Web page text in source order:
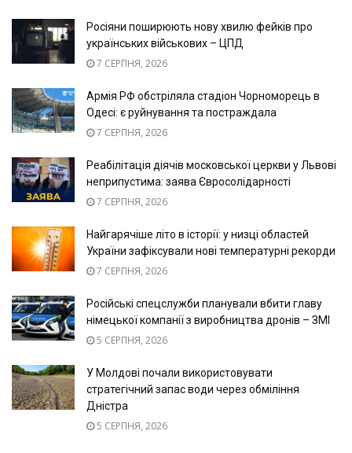
Росіяни поширюють нову хвилю фейків про
українських військових – ЦПД
7 СЕРПНЯ, 2026
Армія РФ обстріляла стадіон Чорноморець в
Одесі: є руйнування та постраждала
7 СЕРПНЯ, 2026
Реабілітація діячів московської церкви у Львові
неприпустима: заява Євросолідарності
7 СЕРПНЯ, 2026
Найгарячіше літо в історії: у низці областей
України зафіксували нові температурні рекорди
7 СЕРПНЯ, 2026
Російські спецслужби планували вбити главу
німецької компанії з виробництва дронів – ЗМІ
5 СЕРПНЯ, 2026
У Молдові почали використовувати
стратегічний запас води через обміління
Дністра
5 СЕРПНЯ, 2026